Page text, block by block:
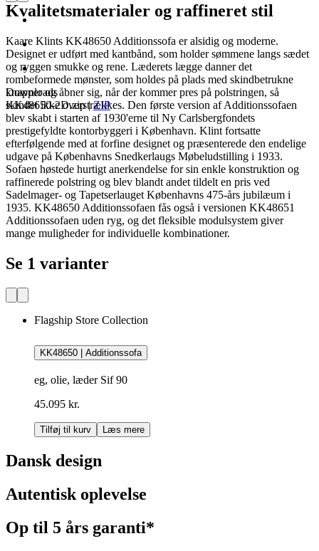
Downloads
KK48650-2D.zip|ZIP
Kvalitetsmaterialer og raffineret stil
Kaare Klints KK48650 Additionssofa er alsidig og moderne.
Designet er udført med kantbånd, som holder sømmene langs sædet
og ryggen smukke og rene. Læderets lægge danner det
rombeformede mønster, som holdes på plads med skindbetrukne
knapper og åbner sig, når der kommer pres på polstringen, så
skindet ikke overstrækkes. Den første version af Additionssofaen
blev skabt i starten af 1930'erne til Ny Carlsbergfondets
prestigefyldte kontorbyggeri i København. Klint fortsatte
efterfølgende med at forfine designet og præsenterede den endelige
udgave på Københavns Snedkerlaugs Møbeludstilling i 1933.
Sofaen høstede hurtigt anerkendelse for sin enkle konstruktion og
raffinerede polstring og blev blandt andet tildelt en pris ved
Sadelmager- og Tapetserlauget Københavns 475-års jubilæum i
1935. KK48650 Additionssofaen fås også i versionen KK48651
Additionssofaen uden ryg, og det fleksible modulsystem giver
mange muligheder for individuelle kombinationer.
Se 1 varianter
Flagship Store Collection
KK48650 | Additionssofa
eg, olie, læder Sif 90
45.095 kr.
Tilføj til kurv Læs mere
Dansk design
Autentisk oplevelse
Op til 5 års garanti*